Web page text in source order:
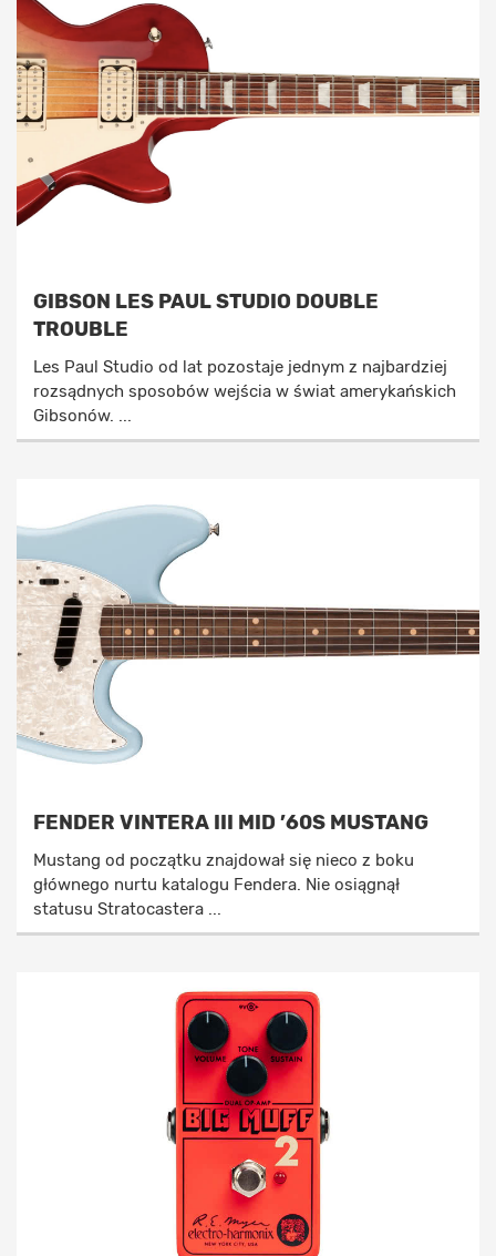
GIBSON LES PAUL STUDIO DOUBLE
TROUBLE
Les Paul Studio od lat pozostaje jednym z najbardziej
rozsądnych sposobów wejścia w świat amerykańskich
Gibsonów. ...
FENDER VINTERA III MID ’60S MUSTANG
Mustang od początku znajdował się nieco z boku
głównego nurtu katalogu Fendera. Nie osiągnął
statusu Stratocastera ...